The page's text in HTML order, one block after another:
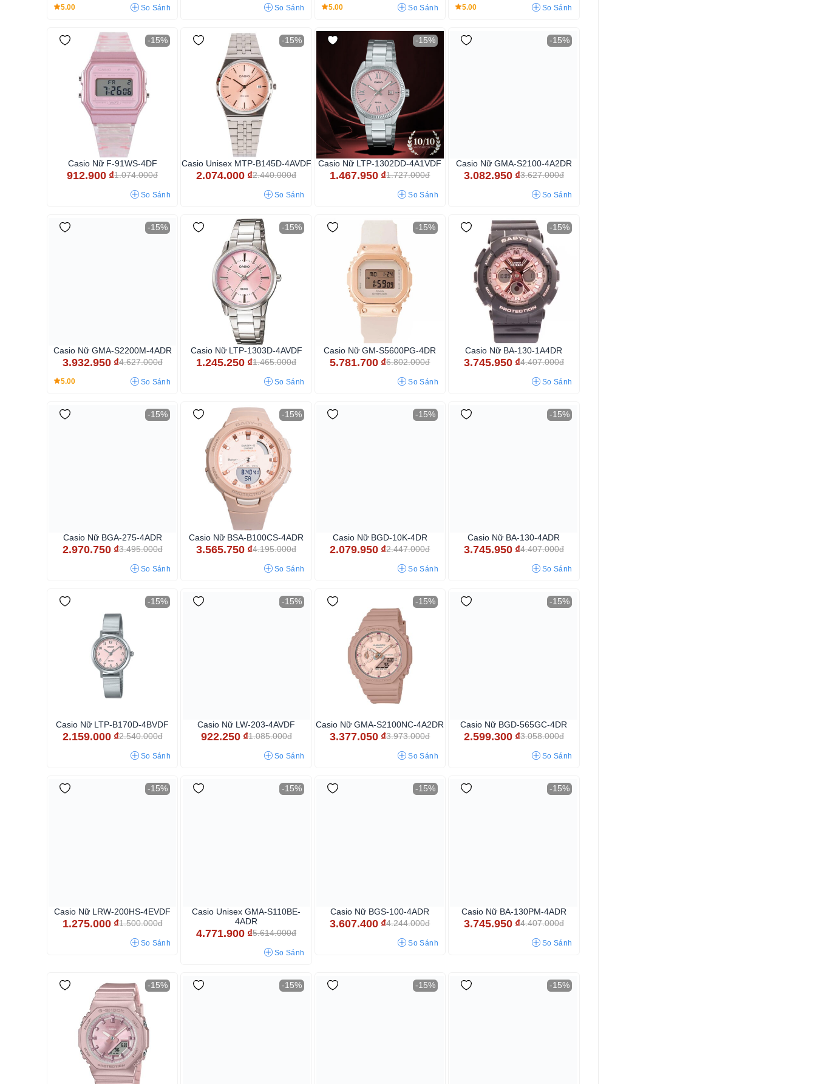
5.00 So Sánh So Sánh 5.00 So Sánh 5.00 So Sánh
-15%
Casio Nữ F-91WS-4DF
912.900 ₫1.074.000đ
So Sánh
-15%
Casio Unisex MTP-B145D-4AVDF
2.074.000 ₫2.440.000đ
So Sánh
-15%
Casio Nữ LTP-1302DD-4A1VDF
1.467.950 ₫1.727.000đ
So Sánh
-15%
Casio Nữ GMA-S2100-4A2DR
3.082.950 ₫3.627.000đ
So Sánh
-15%
Casio Nữ GMA-S2200M-4ADR
3.932.950 ₫4.627.000đ
5.00 So Sánh
-15%
Casio Nữ LTP-1303D-4AVDF
1.245.250 ₫1.465.000đ
So Sánh
-15%
Casio Nữ GM-S5600PG-4DR
5.781.700 ₫6.802.000đ
So Sánh
-15%
Casio Nữ BA-130-1A4DR
3.745.950 ₫4.407.000đ
So Sánh
-15%
Casio Nữ BGA-275-4ADR
2.970.750 ₫3.495.000đ
So Sánh
-15%
Casio Nữ BSA-B100CS-4ADR
3.565.750 ₫4.195.000đ
So Sánh
-15%
Casio Nữ BGD-10K-4DR
2.079.950 ₫2.447.000đ
So Sánh
-15%
Casio Nữ BA-130-4ADR
3.745.950 ₫4.407.000đ
So Sánh
-15%
Casio Nữ LTP-B170D-4BVDF
2.159.000 ₫2.540.000đ
So Sánh
-15%
Casio Nữ LW-203-4AVDF
922.250 ₫1.085.000đ
So Sánh
-15%
Casio Nữ GMA-S2100NC-4A2DR
3.377.050 ₫3.973.000đ
So Sánh
-15%
Casio Nữ BGD-565GC-4DR
2.599.300 ₫3.058.000đ
So Sánh
-15%
Casio Nữ LRW-200HS-4EVDF
1.275.000 ₫1.500.000đ
So Sánh
-15%
Casio Unisex GMA-S110BE-
4ADR
4.771.900 ₫5.614.000đ
So Sánh
-15%
Casio Nữ BGS-100-4ADR
3.607.400 ₫4.244.000đ
So Sánh
-15%
Casio Nữ BA-130PM-4ADR
3.745.950 ₫4.407.000đ
So Sánh
-15% -15% -15% -15%